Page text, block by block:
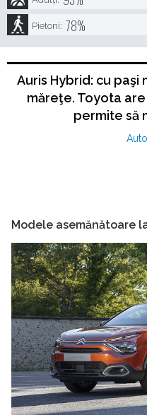
Pietoni: 78%
Auris Hybrid: cu paşi
măreţe. Toyota
permite să
Modele asemănătoare